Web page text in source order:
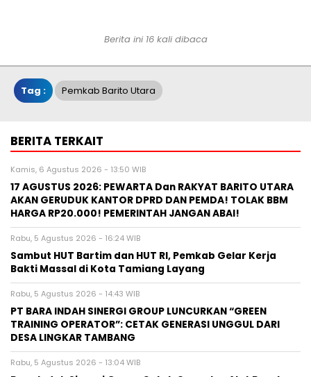
Berita ini 16 kali dibaca
Tag : Pemkab Barito Utara
BERITA TERKAIT
Kamis, 6 Agustus 2026 - 13:50 WIB
17 AGUSTUS 2026: PEWARTA Dan RAKYAT BARITO UTARA
AKAN GERUDUK KANTOR DPRD DAN PEMDA! TOLAK BBM
HARGA RP20.000! PEMERINTAH JANGAN ABAI!
Rabu, 5 Agustus 2026 - 16:24 WIB
Sambut HUT Bartim dan HUT RI, Pemkab Gelar Kerja
Bakti Massal di Kota Tamiang Layang
Rabu, 5 Agustus 2026 - 14:43 WIB
PT BARA INDAH SINERGI GROUP LUNCURKAN “GREEN
TRAINING OPERATOR”: CETAK GENERASI UNGGUL DARI
DESA LINGKAR TAMBANG
Rabu, 5 Agustus 2026 - 13:04 WIB